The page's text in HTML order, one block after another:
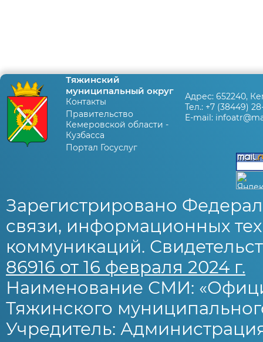
Тяжинский
муниципальный округ
Контакты
Правительство
Кемеровской области -
Кузбасса
Портал Госуслуг
Адрес: 652240,
Тел.: +7 (38449)
E-mail:
Зарегистрировано
связи, информационных
коммуникаций.
86916 от 16 февраля 2024 г.
Наименование СМИ:
Тяжинского
Учредитель: